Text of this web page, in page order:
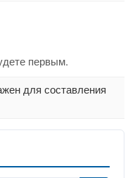
первым.
для составления